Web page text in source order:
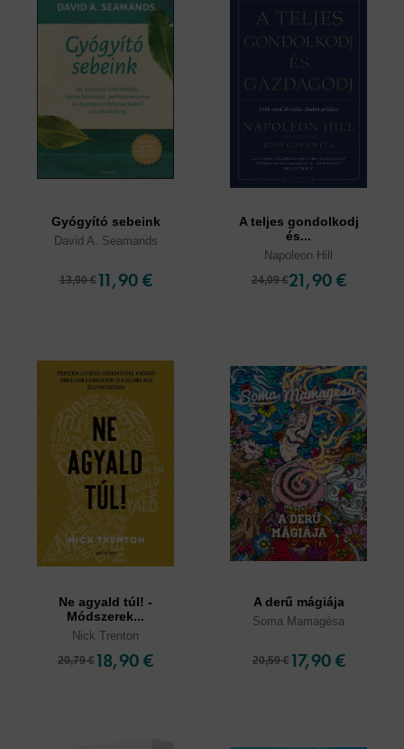
Gyógyító sebeink
David A. Seamands
13,90 € 11,90 €
A teljes gondolkodj
és...
Napoleon Hill
24,09 €21,90 €
Ne agyald túl! -
Módszerek...
Nick Trenton
20,79 €18,90 €
A derű mágiája
Soma Mamagésa
20,59 € 17,90 €